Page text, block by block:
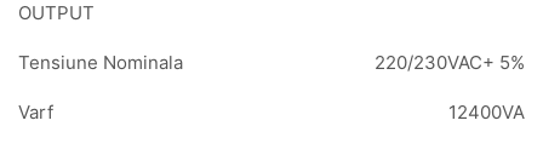
OUTPUT
Tensiune Nominala 220/230VAC+ 5%
Varf 12400VA